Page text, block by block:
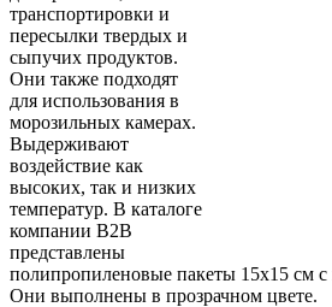
транспортировки и
пересылки твердых и
сыпучих продуктов.
Они также подходят
для использования в
морозильных камерах.
Выдерживают
воздействие как
высоких, так и низких
температур. В каталоге
компании B2B
представлены
полипропиленовые пакеты 15x15 см
Они выполнены в прозрачном цвете.